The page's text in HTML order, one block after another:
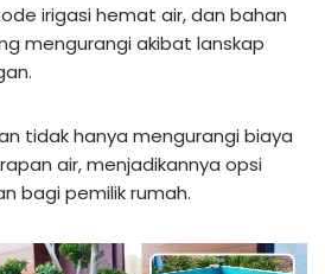
irigasi hemat air, dan bahan
mengurangi akibat lanskap
tidak hanya mengurangi biaya
air, menjadikannya opsi
bagi pemilik rumah.